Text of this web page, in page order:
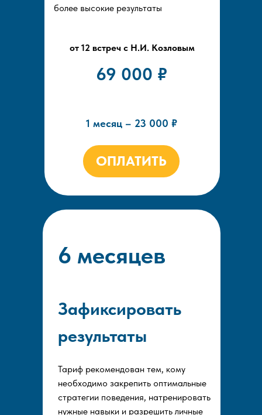
6 месяцев
Зафиксировать
результаты
более высокие результаты
Тариф рекомендован тем, кому
необходимо закрепить оптимальные
стратегии поведения, натренировать
нужные навыки и разрешить личные
от 12 встреч с Н.И. Козловым
69 000 ₽
1 месяц – 23 000 ₽
ОПЛАТИТЬ